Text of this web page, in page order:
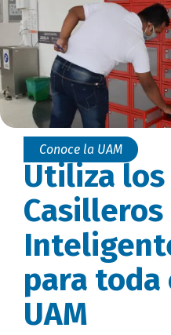
Conoce la UAM
Utiliza
Casilleros
para toda
UAM